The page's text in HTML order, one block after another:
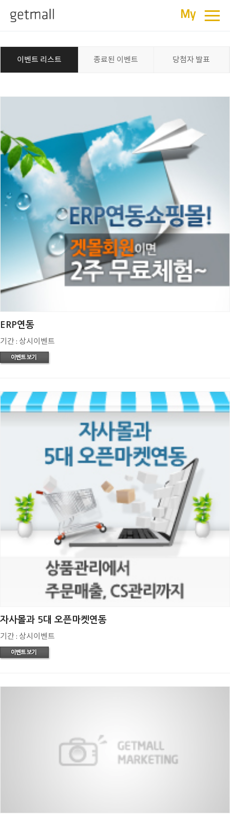
My ≡
이벤트
이벤트 리스트 종료된 이벤트 당첨자 발표
ERP연동
기간 : 상시이벤트
자사몰과 5대 오픈마켓연동
기간 : 상시이벤트